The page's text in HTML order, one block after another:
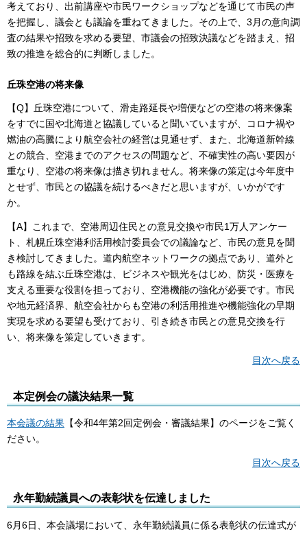
考えており、出前講座や市民ワークショップなどを通じて市民の声
を把握し、議会とも議論を重ねてきました。その上で、3月の意向調
査の結果や招致を求める要望、市議会の招致決議などを踏まえ、招
致の推進を総合的に判断しました。
丘珠空港の将来像
【Q】丘珠空港について、滑走路延長や増便などの空港の将来像案
をすでに国や北海道と協議していると聞いていますが、コロナ禍や
燃油の高騰により航空会社の経営は見通せず、また、北海道新幹線
との競合、空港までのアクセスの問題など、不確実性の高い要因が
重なり、空港の将来像は描き切れません。将来像の策定は今年度中
とせず、市民との協議を続けるべきだと思いますが、いかがです
か。
【A】これまで、空港周辺住民との意見交換や市民1万人アンケー
ト、札幌丘珠空港利活用検討委員会での議論など、市民の意見を聞
き検討してきました。道内航空ネットワークの拠点であり、道外と
も路線を結ぶ丘珠空港は、ビジネスや観光をはじめ、防災・医療を
支える重要な役割を担っており、空港機能の強化が必要です。市民
や地元経済界、航空会社からも空港の利活用推進や機能強化の早期
実現を求める要望も受けており、引き続き市民との意見交換を行
い、将来像を策定していきます。
目次へ戻る
本定例会の議決結果一覧
本会議の結果 【令和4年第2回定例会・審議結果】のページをご覧く
ださい。
目次へ戻る
永年勤続議員への表彰状を伝達しました
6月6日、本会議場において、永年勤続議員に係る表彰状の伝達式が